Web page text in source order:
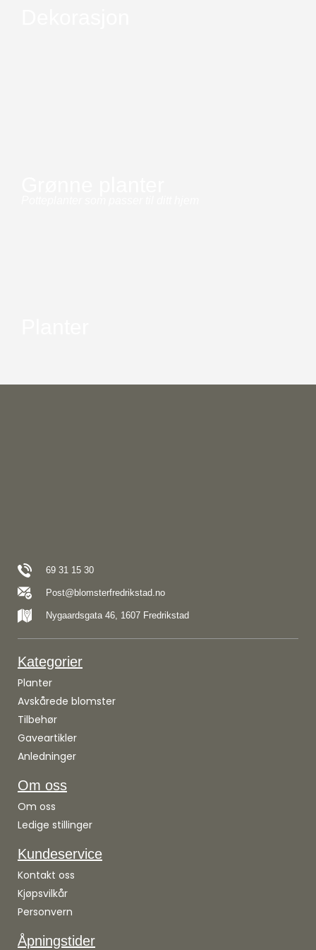
69 31 15 30
Post@blomsterfredrikstad.no
Nygaardsgata 46, 1607 Fredrikstad
Kategorier
Planter
Avskårede blomster
Tilbehør
Gaveartikler
Anledninger
Om oss
Om oss
Ledige stillinger
Kundeservice
Kontakt oss
Kjøpsvilkår
Personvern
Åpningstider